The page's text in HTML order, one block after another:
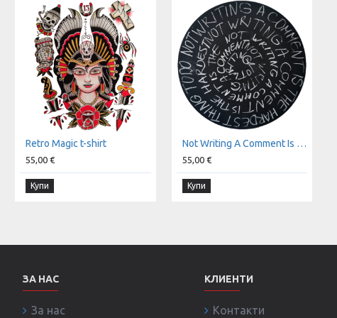
Retro Magic t-shirt
55,00 €
Купи
Not Writing A Comment Is The Hardest Thing To Do t-shirt
55,00 €
Купи
ЗА НАС
За нас
КЛИЕНТИ
Контакти